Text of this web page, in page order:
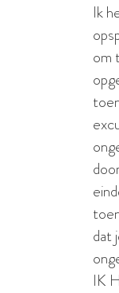
Ik
om
dat
IK